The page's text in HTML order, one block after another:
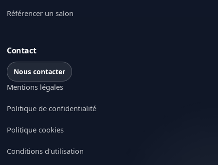
Référencer un salon
Contact
Nous contacter
Mentions légales
Politique de confidentialité
Politique cookies
Conditions d'utilisation